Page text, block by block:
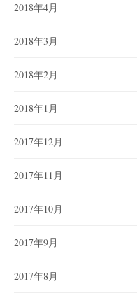
2018年4月
2018年3月
2018年2月
2018年1月
2017年12月
2017年11月
2017年10月
2017年9月
2017年8月